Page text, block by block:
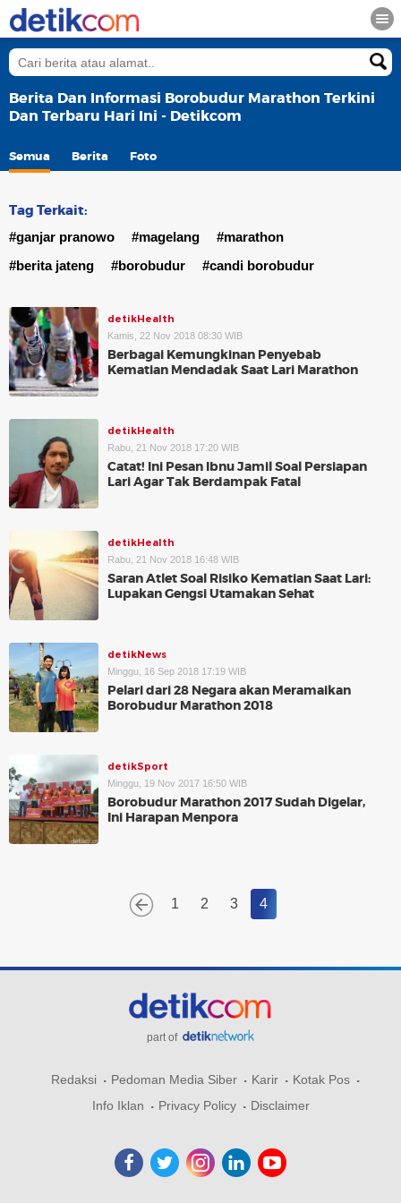
Berita Dan Informasi Borobudur Marathon Terkini
Dan Terbaru Hari Ini - Detikcom
Semua Berita Foto
Tag Terkait:
#ganjar pranowo #magelang
#marathon
#berita jateng
#borobudur #candi borobudur
detikHealth
Kamis, 22 Nov 2018 08:30 WIB
Berbagai Kemungkinan Penyebab
Kematian Mendadak Saat Lari Marathon
detikHealth
Rabu, 21 Nov 2018 17:20 WIB
Catat! Ini Pesan Ibnu Jamil Soal Persiapan
Lari Agar Tak Berdampak Fatal
detikHealth
Rabu, 21 Nov 2018 16:48 WIB
Saran Atlet Soal Risiko Kematian Saat Lari:
Lupakan Gengsi Utamakan Sehat
detikNews
Minggu, 16 Sep 2018 17:19 WIB
Pelari dari 28 Negara akan Meramaikan
Borobudur Marathon 2018
detikSport
Minggu, 19 Nov 2017 16:50 WIB
Borobudur Marathon 2017 Sudah Digelar,
Ini Harapan Menpora
1 2 3 4
part of
Redaksi Pedoman Media Siber Karir
Kotak Pos
Info Iklan
Privacy Policy Disclaimer